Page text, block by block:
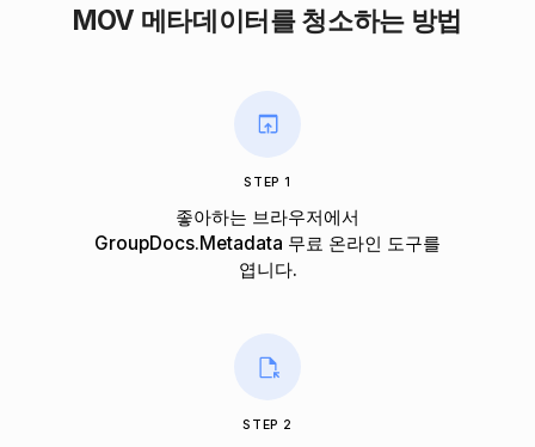
MOV 메타데이터를 청소하는 방법
STEP 1
좋아하는 브라우저에서
GroupDocs.Metadata 무료 온라인 도구를
엽니다.
STEP 2